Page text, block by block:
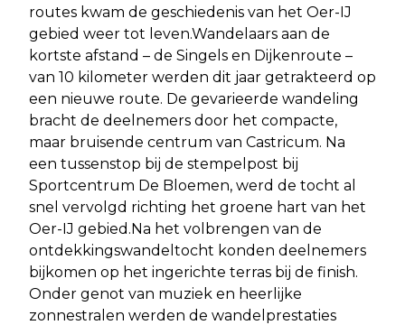
routes kwam de geschiedenis van het Oer-IJ
gebied weer tot leven.Wandelaars aan de
kortste afstand – de Singels en Dijkenroute –
van 10 kilometer werden dit jaar getrakteerd op
een nieuwe route. De gevarieerde wandeling
bracht de deelnemers door het compacte,
maar bruisende centrum van Castricum. Na
een tussenstop bij de stempelpost bij
Sportcentrum De Bloemen, werd de tocht al
snel vervolgd richting het groene hart van het
Oer-IJ gebied.Na het volbrengen van de
ontdekkingswandeltocht konden deelnemers
bijkomen op het ingerichte terras bij de finish.
Onder genot van muziek en heerlijke
zonnestralen werden de wandelprestaties